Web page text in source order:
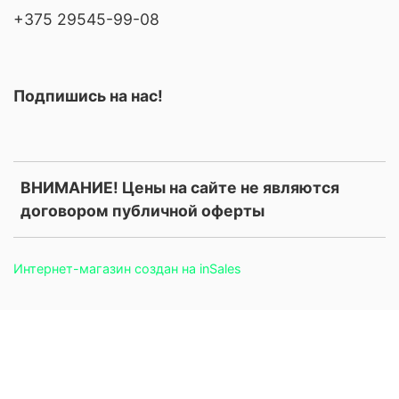
ВНИМАНИЕ! Цены на сайте не являются
договором публичной оферты
+375 29545-99-08
Подпишись на нас!
Интернет-магазин создан на inSales